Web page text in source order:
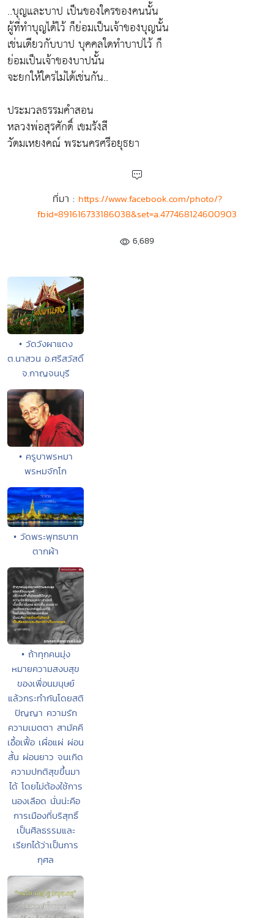
..บุญและบาป เป็นของใครของคนนั้น
ผู้ที่ทำบุญได้ไว้ ก็ย่อมเป็นเจ้าของบุญนั้น
เช่นเดียวกับบาป บุคคลใดทำบาปไว้ ก็
ย่อมเป็นเจ้าของบาปนั้น
จะยกให้ใครไม่ได้เช่นกัน..
ประมวลธรรมคำสอน
หลวงพ่อสุรศักดิ์ เขมรังสี
วัดมเหยงคณ์ พระนครศรีอยุธยา
ที่มา : https://www.facebook.com/photo/?
fbid=891616733186038&set=a.477468124600903
6,689
• วัดวังผาแดง
ต.นาสวน อ.ศรีสวัสดิ์
จ.กาญจนบุรี
• ครูบาพรหมา
พรหมจักโก
• วัดพระพุทธบาท
ตากผ้า
• ถ้าทุกคนมุ่ง
หมายความสงบสุข
ของเพื่อนมนุษย์
แล้วกระทำกันโดยสติ
ปัญญา ความรัก
ความเมตตา สามัคคี
เอื้อเฟื้อ เผื่อแผ่ ผ่อน
สั้น ผ่อนยาว จนเกิด
ความปกติสุขขึ้นมา
ได้ โดยไม่ต้องใช้การ
นองเลือด นั่นน่ะคือ
การเมืองที่บริสุทธิ์
เป็นศีลธรรมและ
เรียกได้ว่าเป็นการ
กุศล